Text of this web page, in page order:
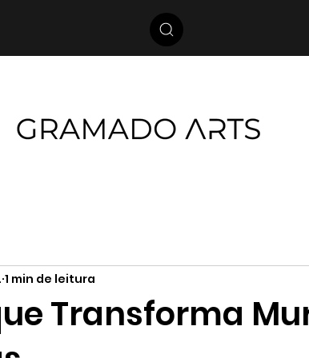
Transforma
1 min de leitura